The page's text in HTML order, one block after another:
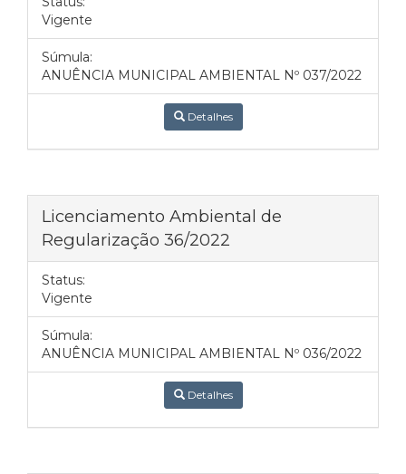
Vigente
Súmula:
ANUÊNCIA MUNICIPAL AMBIENTAL Nº 037/2022
Detalhes
Licenciamento Ambiental de
Regularização 36/2022
Status:
Vigente
Súmula:
ANUÊNCIA MUNICIPAL AMBIENTAL Nº 036/2022
Detalhes